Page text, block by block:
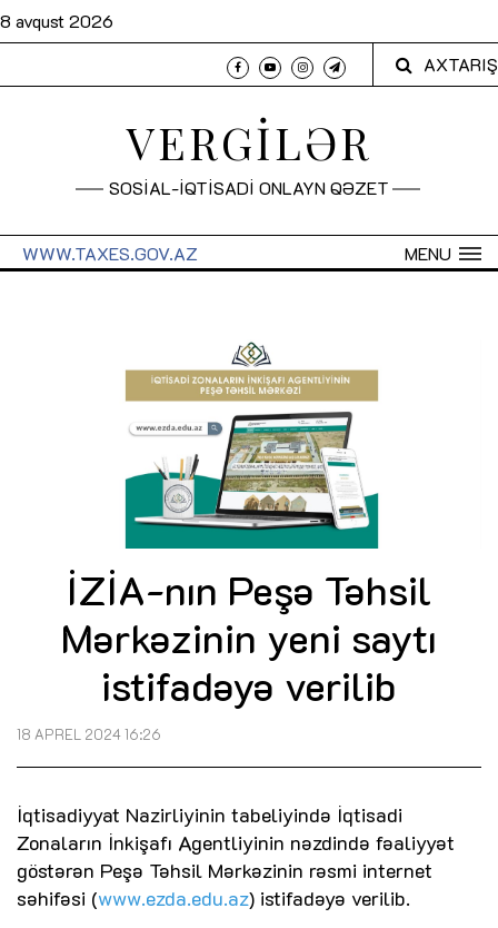
8 avqust 2026
AXTARIŞ
VERGİLƏR
SOSİAL-İQTİSADİ ONLAYN QƏZET
MENU
WWW.TAXES.GOV.AZ
İZİA-nın Peşə Təhsil
Mərkəzinin yeni saytı
istifadəyə verilib
18 APREL 2024 16:26
İqtisadiyyat Nazirliyinin tabeliyində İqtisadi
Zonaların İnkişafı Agentliyinin nəzdində fəaliyyət
göstərən Peşə Təhsil Mərkəzinin rəsmi internet
səhifəsi (www.ezda.edu.az) istifadəyə verilib.